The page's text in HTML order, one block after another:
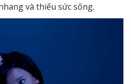
và thiếu sức sống.